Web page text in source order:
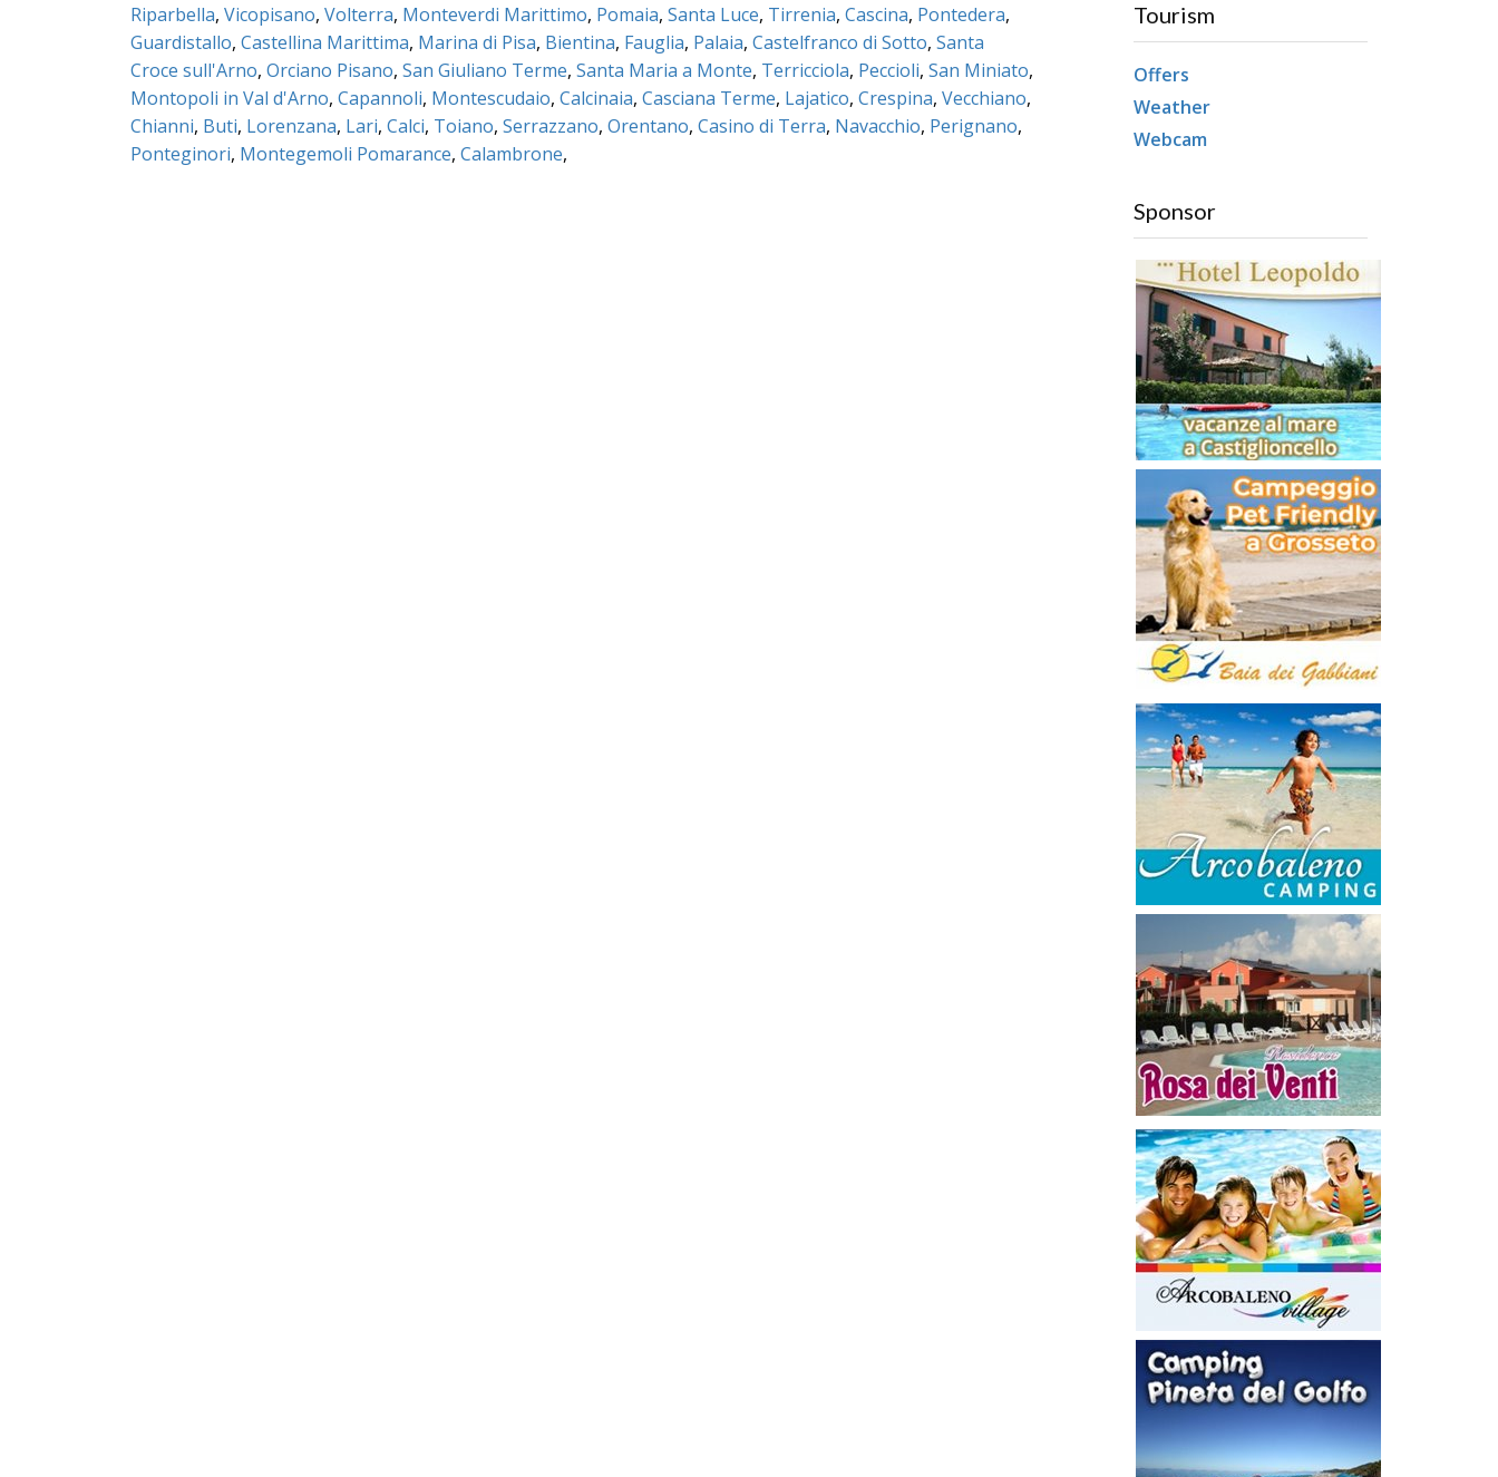
Riparbella, Vicopisano, Volterra, Monteverdi Marittimo, Pomaia, Santa Luce, Tirrenia, Cascina, Pontedera,
Guardistallo, Castellina Marittima, Marina di Pisa, Bientina, Fauglia, Palaia, Castelfranco di Sotto, Santa
Croce sull'Arno, Orciano Pisano, San Giuliano Terme, Santa Maria a Monte, Terricciola, Peccioli, San Miniato,
Montopoli in Val d'Arno, Capannoli, Montescudaio, Calcinaia, Casciana Terme, Lajatico, Crespina, Vecchiano,
Chianni, Buti, Lorenzana, Lari, Calci, Toiano, Serrazzano, Orentano, Casino di Terra, Navacchio, Perignano,
Ponteginori, Montegemoli Pomarance, Calambrone,
Tourism
Offers
Weather
Webcam
Sponsor